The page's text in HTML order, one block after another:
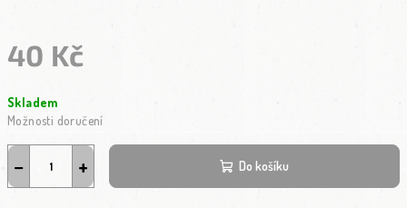
40 Kč
Skladem
Možnosti doručení
+
− Do košíku